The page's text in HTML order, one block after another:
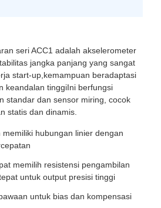
seri ACC1 adalah akselerometer
jangka panjang yang sangat
start-up,kemampuan beradaptasi
keandalan tinggiIni berfungsi
standar dan sensor miring, cocok
statis dan dinamis.
memiliki hubungan linier dengan
memilih resistensi pengambilan
untuk output presisi tinggi
untuk bias dan kompensasi